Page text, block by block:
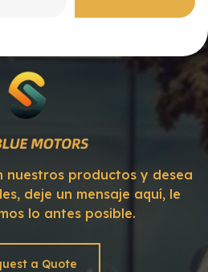
nuestros productos y desea
deje un mensaje aquí, le
lo antes posible.
a Quote